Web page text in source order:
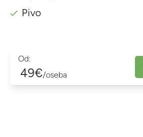
Pivo
Od:
49€/oseba